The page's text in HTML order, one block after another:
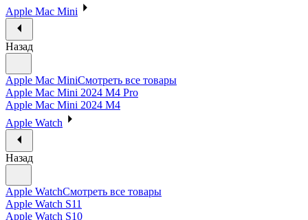
Apple Mac Mini
Назад
Apple Mac MiniСмотреть все товары
Apple Mac Mini 2024 M4 Pro
Apple Mac Mini 2024 M4
Apple Watch
Назад
Apple WatchСмотреть все товары
Apple Watch S11
Apple Watch S10